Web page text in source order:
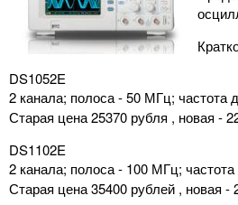
DS1052E
2 канала; полоса - 50 МГц; частота
Старая цена 25370 рубля , новая -
DS1102E
2 канала; полоса - 100 МГц;
Старая цена 35400 рублей , новая -